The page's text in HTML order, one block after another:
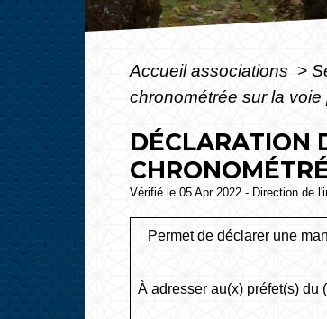
Accueil associations >
chronométrée sur la voie
DÉCLARATION
Vérifié le 05 Apr 2022 - Direction de
Permet de déclarer une
À adresser au(x) préfet(s)